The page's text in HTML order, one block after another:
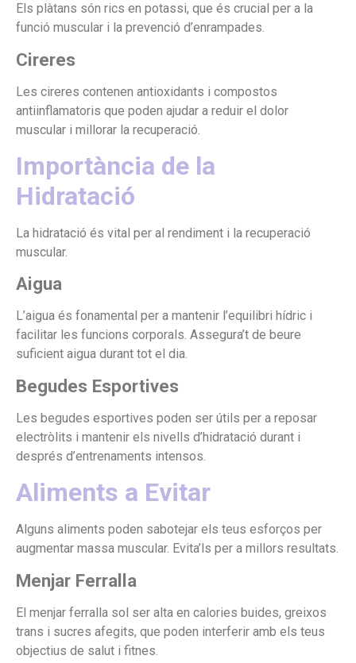
Els plàtans són rics en potassi, que és crucial per a la
funció muscular i la prevenció d’enrampades.
Cireres
Les cireres contenen antioxidants i compostos
antiinflamatoris que poden ajudar a reduir el dolor
muscular i millorar la recuperació.
Importància de la
Hidratació
La hidratació és vital per al rendiment i la recuperació
muscular.
Aigua
L’aigua és fonamental per a mantenir l’equilibri hídric i
facilitar les funcions corporals. Assegura’t de beure
suficient aigua durant tot el dia.
Begudes Esportives
Les begudes esportives poden ser útils per a reposar
electròlits i mantenir els nivells d’hidratació durant i
després d’entrenaments intensos.
Aliments a Evitar
Alguns aliments poden sabotejar els teus esforços per
augmentar massa muscular. Evita’ls per a millors resultats.
Menjar Ferralla
El menjar ferralla sol ser alta en calories buides, greixos
trans i sucres afegits, que poden interferir amb els teus
objectius de salut i fitnes.